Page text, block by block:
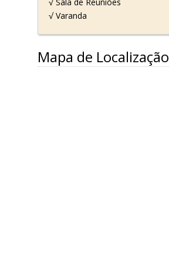
√ Varanda
Mapa de Localização